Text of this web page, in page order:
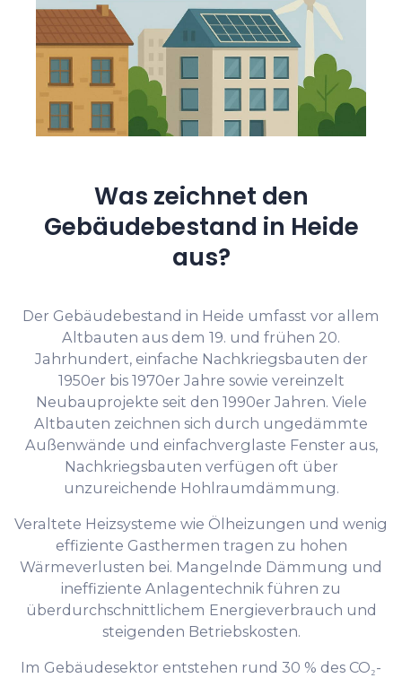
Was zeichnet den
Gebäudebestand in Heide
aus?
Der Gebäudebestand in Heide umfasst vor allem
Altbauten aus dem 19. und frühen 20.
Jahrhundert, einfache Nachkriegsbauten der
1950er bis 1970er Jahre sowie vereinzelt
Neubauprojekte seit den 1990er Jahren. Viele
Altbauten zeichnen sich durch ungedämmte
Außenwände und einfachverglaste Fenster aus,
Nachkriegsbauten verfügen oft über
unzureichende Hohlraumdämmung.
Veraltete Heizsysteme wie Ölheizungen und wenig
effiziente Gasthermen tragen zu hohen
Wärmeverlusten bei. Mangelnde Dämmung und
ineffiziente Anlagentechnik führen zu
überdurchschnittlichem Energieverbrauch und
steigenden Betriebskosten.
Im Gebäudesektor entstehen rund 30 % des CO₂-